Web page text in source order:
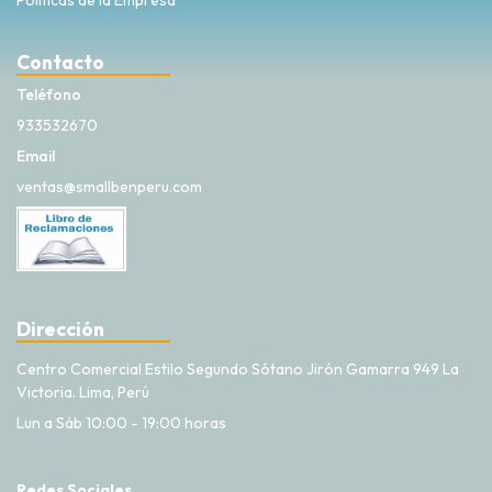
Contacto
Teléfono
933532670
Email
ventas@smallbenperu.com
Dirección
Centro Comercial Estilo Segundo Sótano Jirón Gamarra 949 La
Victoria. Lima, Perú
Lun a Sáb 10:00 - 19:00 horas